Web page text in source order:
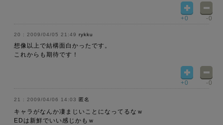
+0 -0
2009/04/05 21:49 rykku
想像以上で結構面白かったです。
これからも期待です！
+0 -0
2009/04/06 14:03 匿名
キャラがなんか凄まじいことになってるなｗ
EDは新鮮でいい感じかもｗ